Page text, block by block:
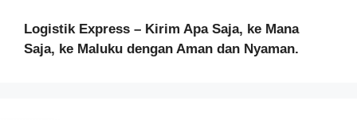
Logistik Express – Kirim Apa Saja, ke Mana
Saja, ke Maluku dengan Aman dan Nyaman.